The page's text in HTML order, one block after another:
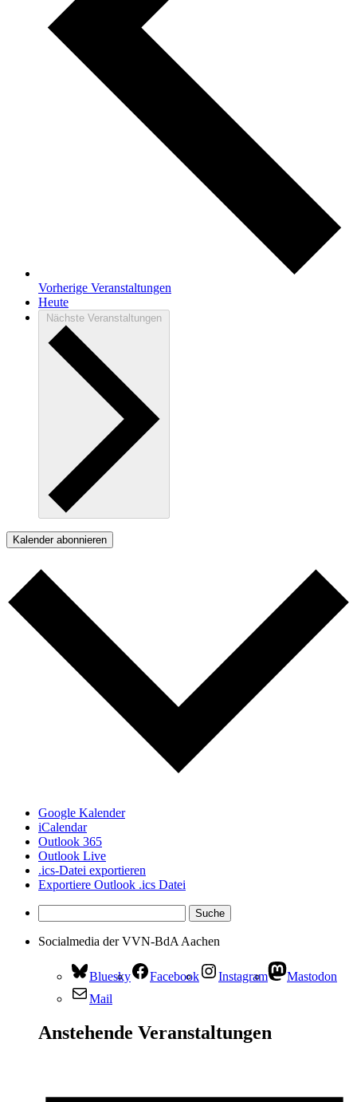
Vorherige Veranstaltungen
Heute
Nächste Veranstaltungen
Kalender abonnieren
Google Kalender
iCalendar
Outlook 365
Outlook Live
.ics-Datei exportieren
Exportiere Outlook .ics Datei
Socialmedia der VVN-BdA Aachen
Bluesky Facebook Instagram
Mastodon
Mail
Anstehende Veranstaltungen